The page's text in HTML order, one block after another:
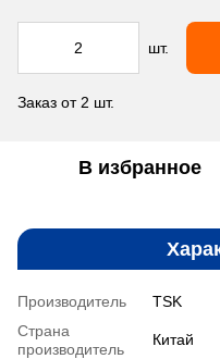
шт.
Заказ от 2 шт.
В избранное
Производитель
TSK
Страна
производитель
Китай